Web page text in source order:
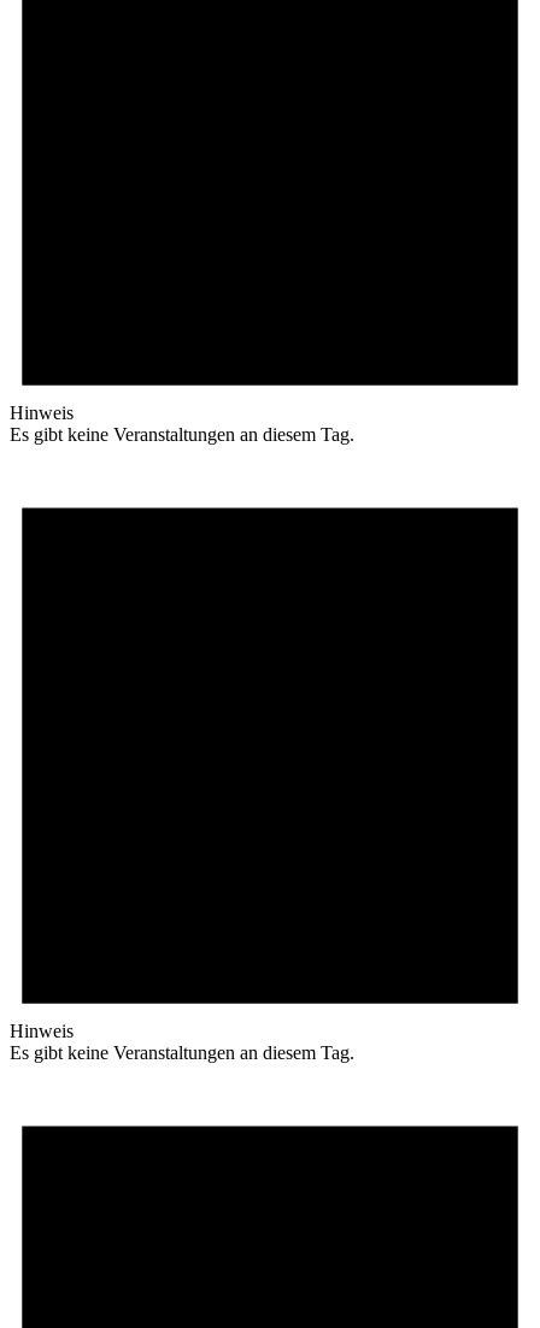
Hinweis
Es gibt keine Veranstaltungen an diesem Tag.
Hinweis
Es gibt keine Veranstaltungen an diesem Tag.